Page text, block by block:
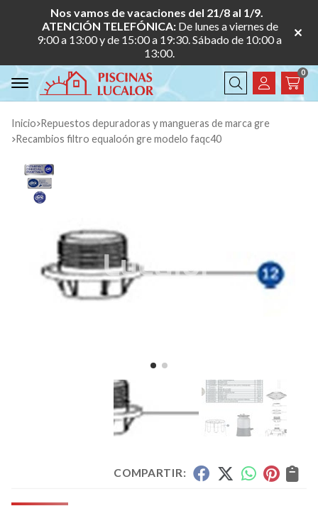
Nos vamos de vacaciones del 21/8 al 1/9.
ATENCIÓN TELEFÓNICA: De lunes a viernes de
9:00 a 13:00 y de 15:00 a 19:30. Sábado de 10:00 a
13:00.
Buscar
0
Inicio
repuestos depuradoras y mangueras de marca gre
recambios filtro equaloón gre modelo faqc40
COMPARTIR: